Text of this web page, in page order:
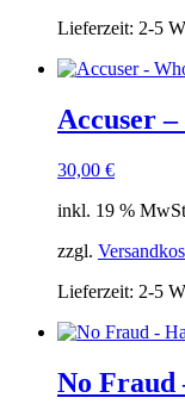
Lieferzeit: 2-5
Accuser
30,00 €
inkl. 19 %
zzgl.
Lieferzeit: 2-5
No Fraud